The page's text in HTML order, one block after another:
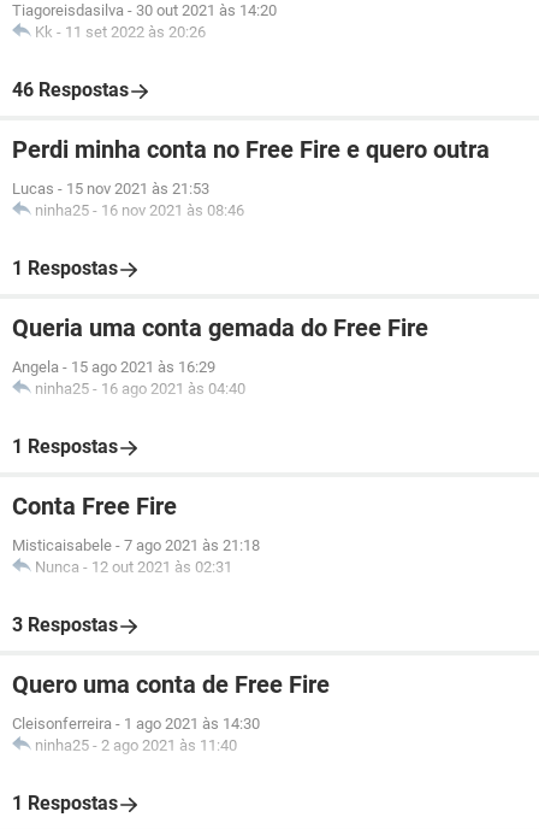
Tiagoreisdasilva - 30 out 2021 às 14:20
Kk - 11 set 2022 às 20:26
46 Respostas
Perdi minha conta no Free Fire e quero outra
Lucas - 15 nov 2021 às 21:53
ninha25 - 16 nov 2021 às 08:46
1 Respostas
Queria uma conta gemada do Free Fire
Angela - 15 ago 2021 às 16:29
ninha25 - 16 ago 2021 às 04:40
1 Respostas
Conta Free Fire
Misticaisabele - 7 ago 2021 às 21:18
Nunca - 12 out 2021 às 02:31
3 Respostas
Quero uma conta de Free Fire
Cleisonferreira - 1 ago 2021 às 14:30
ninha25 - 2 ago 2021 às 11:40
1 Respostas